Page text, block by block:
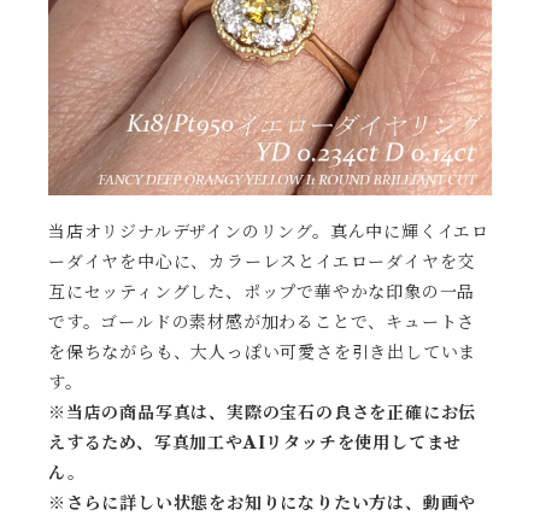
当店オリジナルデザインのリング。真ん中に輝くイエロ
ーダイヤを中心に、カラーレスとイエローダイヤを交
互にセッティングした、ポップで華やかな印象の一品
です。ゴールドの素材感が加わることで、キュートさ
を保ちながらも、大人っぽい可愛さを引き出していま
す。
※当店の商品写真は、実際の宝石の良さを正確にお伝
えするため、写真加工やAIリタッチを使用してませ
ん。
※ さらに詳しい状態をお知りになりたい方は、動画や